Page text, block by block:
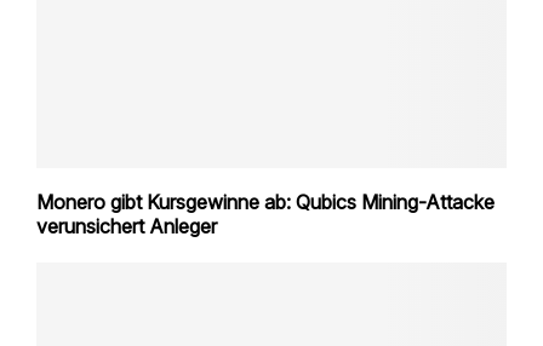
Monero gibt Kursgewinne ab: Qubics Mining-Attacke
verunsichert Anleger